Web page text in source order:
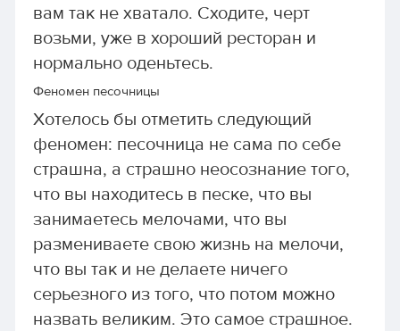
вам так не хватало. Сходите, черт
возьми, уже в хороший ресторан и
нормально оденьтесь.
Феномен песочницы
Хотелось бы отметить следующий
феномен: песочница не сама по себе
страшна, а страшно неосознание того,
что вы находитесь в песке, что вы
занимаетесь мелочами, что вы
размениваете свою жизнь на мелочи,
что вы так и не делаете ничего
серьезного из того, что потом можно
назвать великим. Это самое страшное.